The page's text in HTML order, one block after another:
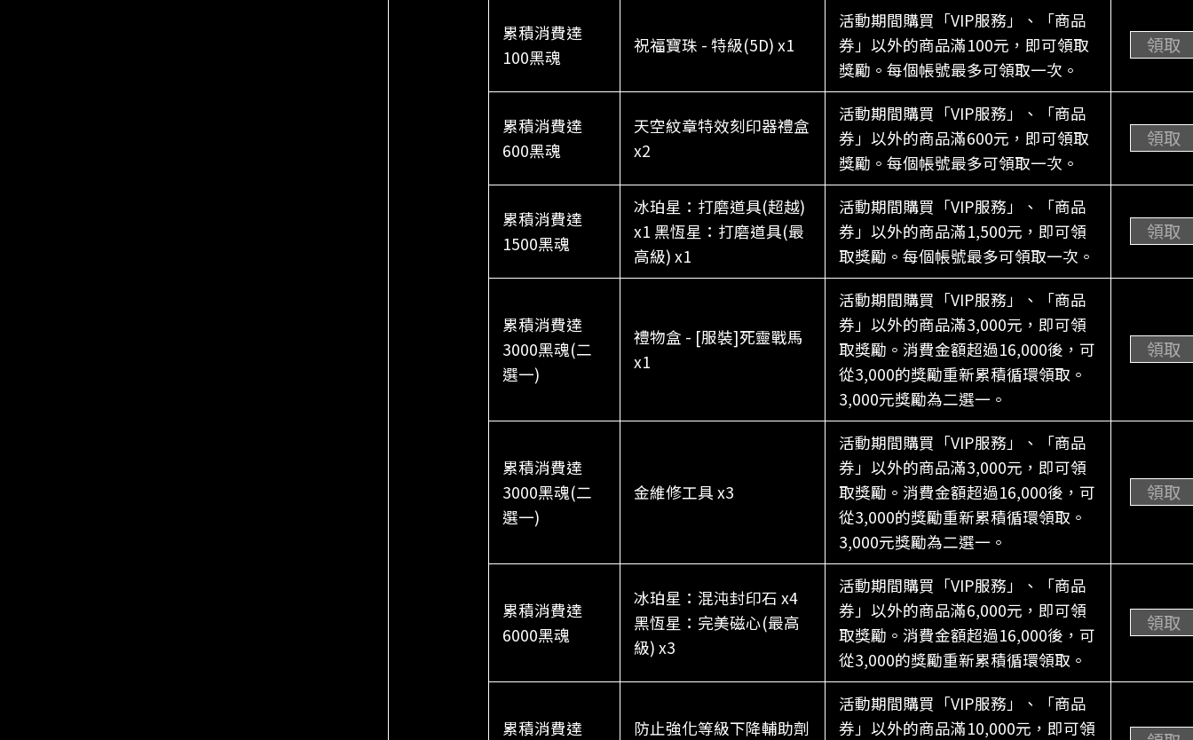
累積消費達
100黑魂
祝福寶珠 - 特級(5D) x1
活動期間購買「VIP服務」、「商品
券」以外的商品滿100元，即可領取
獎勵。每個帳號最多可領取一次。
領取
累積消費達
600黑魂
天空紋章特效刻印器禮盒
x2
活動期間購買「VIP服務」、「商品
券」以外的商品滿600元，即可領取
獎勵。每個帳號最多可領取一次。
領取
累積消費達
1500黑魂
冰珀星：打磨道具(超越)
x1 黑恆星：打磨道具(最
高級) x1
活動期間購買「VIP服務」、「商品
券」以外的商品滿1,500元，即可領
取獎勵。每個帳號最多可領取一次。
領取
累積消費達
3000黑魂(二
選一)
禮物盒 - [服裝]死靈戰馬
x1
活動期間購買「VIP服務」、「商品
券」以外的商品滿3,000元，即可領
取獎勵。消費金額超過16,000後，可
從3,000的獎勵重新累積循環領取。
3,000元獎勵為二選一。
領取
累積消費達
3000黑魂(二
選一)
金維修工具 x3
活動期間購買「VIP服務」、「商品
券」以外的商品滿3,000元，即可領
取獎勵。消費金額超過16,000後，可
從3,000的獎勵重新累積循環領取。
3,000元獎勵為二選一。
領取
累積消費達
6000黑魂
冰珀星：混沌封印石 x4
黑恆星：完美磁心(最高
級) x3
活動期間購買「VIP服務」、「商品
券」以外的商品滿6,000元，即可領
取獎勵。消費金額超過16,000後，可
從3,000的獎勵重新累積循環領取。
領取
累積消費達 防止強化等級下降輔助劑
活動期間購買「VIP服務」、「商品
券」以外的商品滿10,000元，即可領